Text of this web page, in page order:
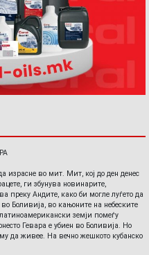
израсне во мит. Мит, кој до ден денес
ги збунува новинарите,
преку Андите, како би могле луѓето да
Боливија, во кањоните на небеските
земји помеѓу
Гевара е убиен во Боливија. Но
да живее. На вечно жешкото кубанско